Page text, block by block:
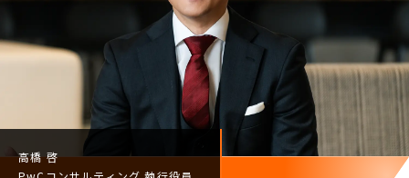
高橋 啓